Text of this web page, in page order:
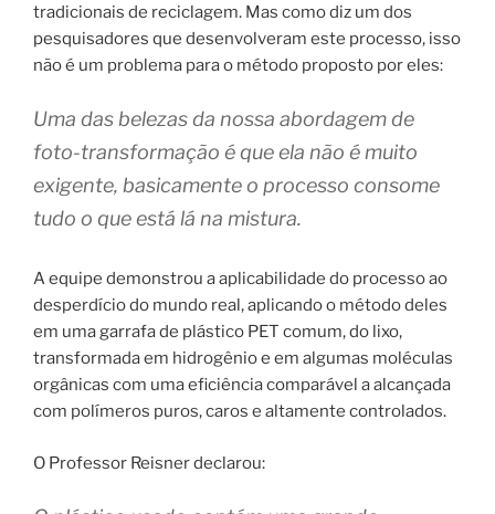
tradicionais de reciclagem. Mas como diz um dos
pesquisadores que desenvolveram este processo, isso
não é um problema para o método proposto por eles:
Uma das belezas da nossa abordagem de
foto-transformação é que ela não é muito
exigente, basicamente o processo consome
tudo o que está lá na mistura.
A equipe demonstrou a aplicabilidade do processo ao
desperdício do mundo real, aplicando o método deles
em uma garrafa de plástico PET comum, do lixo,
transformada em hidrogênio e em algumas moléculas
orgânicas com uma eficiência comparável a alcançada
com polímeros puros, caros e altamente controlados.
O Professor Reisner declarou: